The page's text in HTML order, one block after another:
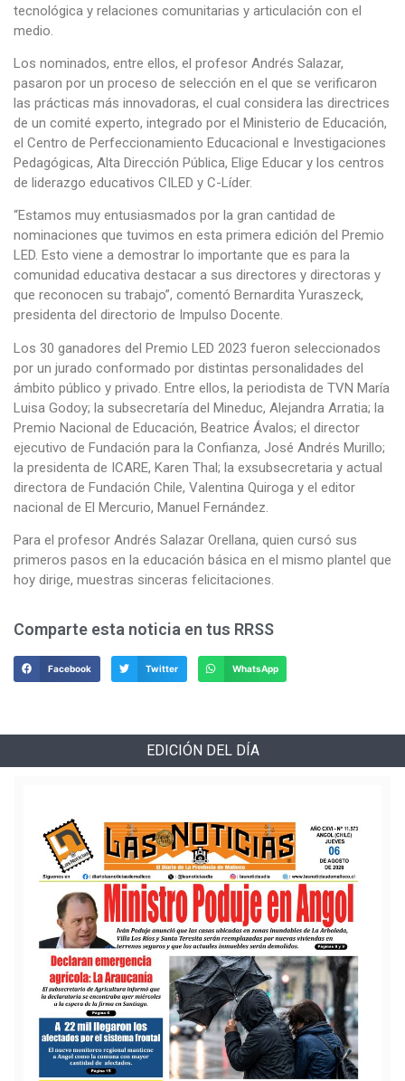
tecnológica y relaciones comunitarias y articulación con el
medio.
Los nominados, entre ellos, el profesor Andrés Salazar,
pasaron por un proceso de selección en el que se verificaron
las prácticas más innovadoras, el cual considera las directrices
de un comité experto, integrado por el Ministerio de Educación,
el Centro de Perfeccionamiento Educacional e Investigaciones
Pedagógicas, Alta Dirección Pública, Elige Educar y los centros
de liderazgo educativos CILED y C-Líder.
“Estamos muy entusiasmados por la gran cantidad de
nominaciones que tuvimos en esta primera edición del Premio
LED. Esto viene a demostrar lo importante que es para la
comunidad educativa destacar a sus directores y directoras y
que reconocen su trabajo”, comentó Bernardita Yuraszeck,
presidenta del directorio de Impulso Docente.
Los 30 ganadores del Premio LED 2023 fueron seleccionados
por un jurado conformado por distintas personalidades del
ámbito público y privado. Entre ellos, la periodista de TVN María
Luisa Godoy; la subsecretaría del Mineduc, Alejandra Arratia; la
Premio Nacional de Educación, Beatrice Ávalos; el director
ejecutivo de Fundación para la Confianza, José Andrés Murillo;
la presidenta de ICARE, Karen Thal; la exsubsecretaria y actual
directora de Fundación Chile, Valentina Quiroga y el editor
nacional de El Mercurio, Manuel Fernández.
Para el profesor Andrés Salazar Orellana, quien cursó sus
primeros pasos en la educación básica en el mismo plantel que
hoy dirige, muestras sinceras felicitaciones.
Comparte esta noticia en tus RRSS
Facebook Twitter WhatsApp
EDICIÓN DEL DÍA